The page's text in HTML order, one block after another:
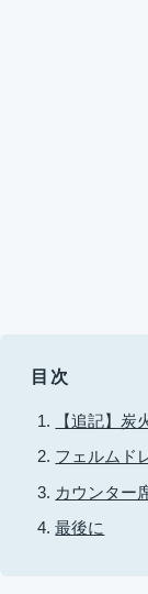
目次
【追記】
フェルムド
カウンター
最後に